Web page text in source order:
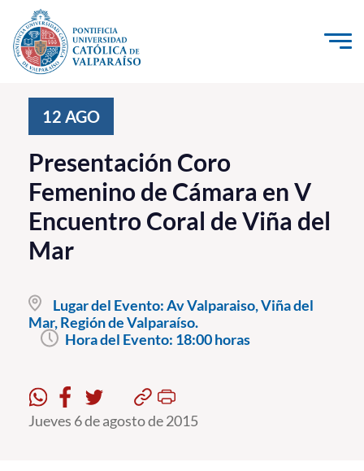
Click acá para ir directamente al contenido
Investigación, Creación e Innovación
PUCV Internacional
Vinculación con el Medio
Admisión
Pregrado
Postgrado
Estudiantes
12 AGO
Presentación Coro
Femenino de Cámara en V
Encuentro Coral de Viña del
Mar
Lugar del Evento:Av Valparaiso, Viña del
Mar, Región de Valparaíso.
Hora del Evento: 18:00 horas
Jueves 6 de agosto de 2015